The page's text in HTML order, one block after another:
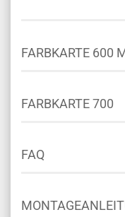
FARBKARTE 600
FARBKARTE 700
FAQ